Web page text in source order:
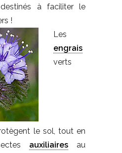
à faciliter le
!
Les
engrais
verts
le sol, tout en
auxiliaires au